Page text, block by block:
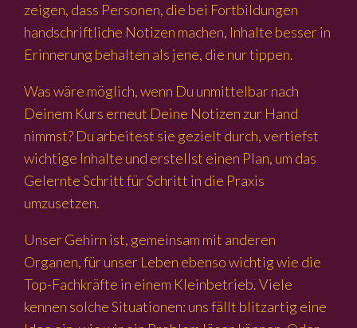
zeigen, dass Personen, die bei Fortbildungen
handschriftliche Notizen machen, Inhalte besser in
Erinnerung behalten als jene, die nur tippen.
Was wäre möglich, wenn Du unmittelbar nach
Deinem Kurs erneut Deine Notizen zur Hand
nimmst? Du arbeitest sie gezielt durch, vertiefst
wichtige Inhalte und erstellst einen Plan, um das
Gelernte Schritt für Schritt in die Praxis
umzusetzen.
Unser Gehirn ist, gemeinsam mit anderen
Organen, für unser Leben ebenso wichtig wie die
Top-Fachkräfte in einem Kleinbetrieb. Viele
kennen solche Situationen: uns fällt blitzartig eine